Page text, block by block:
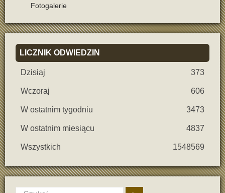
Fotogalerie
LICZNIK ODWIEDZIN
Dzisiaj 373
Wczoraj 606
W ostatnim tygodniu 3473
W ostatnim miesiącu 4837
Wszystkich 1548569